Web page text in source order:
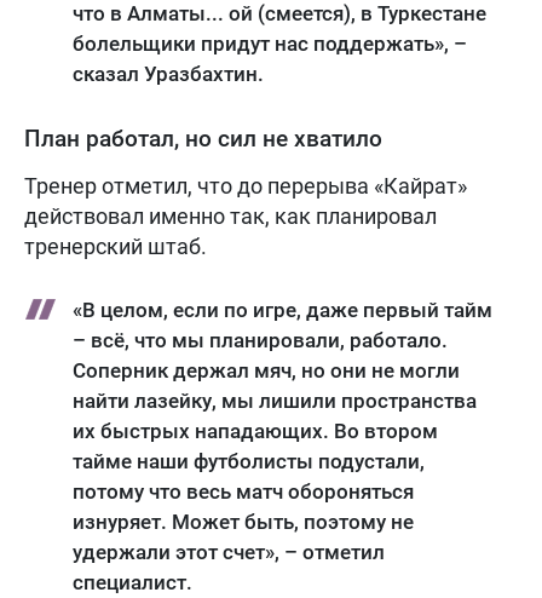
что в Алматы... ой (смеется), в Туркестане
болельщики придут нас поддержать», –
сказал Уразбахтин.
План работал, но сил не хватило
Тренер отметил, что до перерыва «Кайрат»
действовал именно так, как планировал
тренерский штаб.
«В целом, если по игре, даже первый тайм
– всё, что мы планировали, работало.
Соперник держал мяч, но они не могли
найти лазейку, мы лишили пространства
их быстрых нападающих. Во втором
тайме наши футболисты подустали,
потому что весь матч обороняться
изнуряет. Может быть, поэтому не
удержали этот счет», – отметил
специалист.